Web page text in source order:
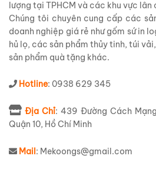
lượng tại TPHCM và các khu vực lân
Chúng tôi chuyên cung cấp các
doanh nghiệp giá rẻ như gốm sứ in
hủ lọ, các sản phẩm thủy tinh, túi
sản phẩm quà tặng khác.
Hotline: 0938 629 345
Địa Chỉ: 439 Đường Cách
Quận 10, Hồ Chí Minh
Mail: Mekoongs@gmail.com